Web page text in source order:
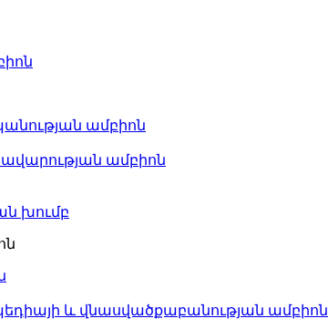
ամբիոն
ամբիոն
խումբ
և վնասվածքաբանության ամբիոն